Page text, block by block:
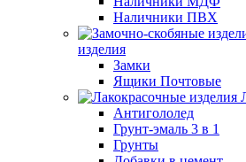
Наличники ПВХ
изделия
Замки
Ящики Почтовые
Антигололед
Грунт-эмаль 3 в 1
Грунты